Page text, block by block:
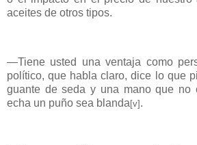
aceites de otros tipos.
―Tiene usted una ventaja como
político, que habla claro, dice lo que
guante de seda y una mano que no
echa un puño sea blanda[v].